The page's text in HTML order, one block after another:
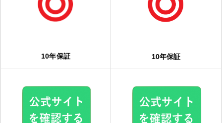
1.相談・問い合わせ
3.現地調査
4.見積もり・契約
10年保証 10年保証